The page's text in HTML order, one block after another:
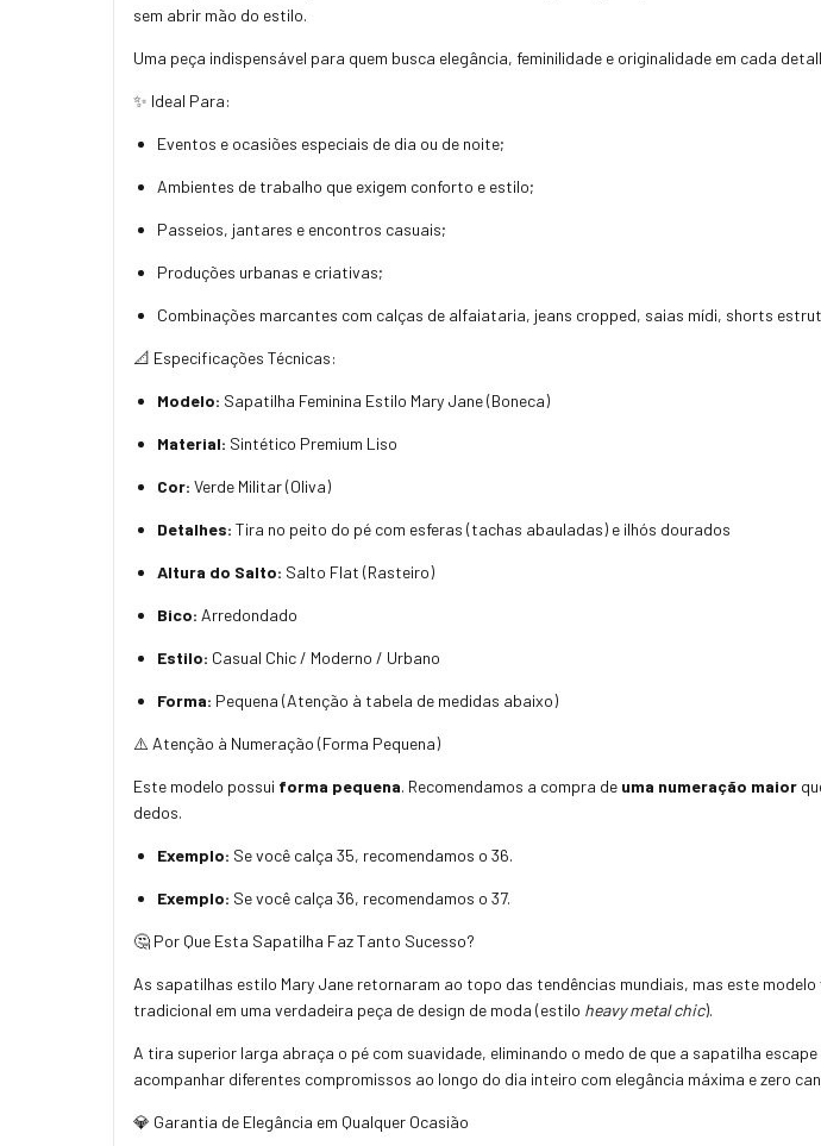
sem abrir mão do estilo.
Uma peça indispensável para quem busca elegância, feminilidade e originalidade em cada
✨ Ideal Para:
Eventos e ocasiões especiais de dia ou de noite;
Ambientes de trabalho que exigem conforto e estilo;
Passeios, jantares e encontros casuais;
Produções urbanas e criativas;
Combinações marcantes com calças de alfaiataria, jeans cropped, saias mídi, shorts
📐 Especificações Técnicas:
Modelo: Sapatilha Feminina Estilo Mary Jane (Boneca)
Material: Sintético Premium Liso
Cor: Verde Militar (Oliva)
Detalhes: Tira no peito do pé com esferas (tachas abauladas) e ilhós dourados
Altura do Salto: Salto Flat (Rasteiro)
Bico: Arredondado
Estilo: Casual Chic / Moderno / Urbano
Forma: Pequena (Atenção à tabela de medidas abaixo)
⚠️ Atenção à Numeração (Forma Pequena)
Este modelo possui forma pequena. Recomendamos a compra de uma numeração maior
dedos.
Exemplo: Se você calça 35, recomendamos o 36.
Exemplo: Se você calça 36, recomendamos o 37.
🤔 Por Que Esta Sapatilha Faz Tanto Sucesso?
As sapatilhas estilo Mary Jane retornaram ao topo das tendências mundiais, mas este
tradicional em uma verdadeira peça de design de moda (estilo heavy metal chic).
A tira superior larga abraça o pé com suavidade, eliminando o medo de que a sapatilha
acompanhar diferentes compromissos ao longo do dia inteiro com elegância máxima e zero
💎 Garantia de Elegância em Qualquer Ocasião